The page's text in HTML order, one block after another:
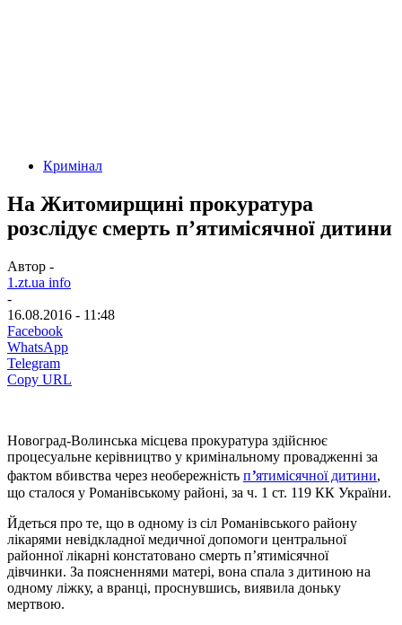
Кримінал
На Житомирщині прокуратура
розслідує смерть п’ятимісячної дитини
Автор -
1.zt.ua info
-
16.08.2016 - 11:48
Facebook
WhatsApp
Telegram
Copy URL
Новоград-Волинська місцева прокуратура здійснює
процесуальне керівництво у кримінальному провадженні за
фактом вбивства через необережність п’ятимісячної дитини,
що сталося у Романівському районі, за ч. 1 ст. 119 КК України.
Йдеться про те, що в одному із сіл Романівського району
лікарями невідкладної медичної допомоги центральної
районної лікарні констатовано смерть п’ятимісячної
дівчинки. За поясненнями матері, вона спала з дитиною на
одному ліжку, а вранці, проснувшись, виявила доньку
мертвою.